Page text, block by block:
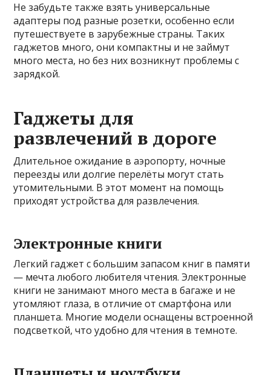
Не забудьте также взять универсальные
адаптеры под разные розетки, особенно если
путешествуете в зарубежные страны. Таких
гаджетов много, они компактны и не займут
много места, но без них возникнут проблемы с
зарядкой.
Гаджеты для
развлечений в дороге
Длительное ожидание в аэропорту, ночные
переезды или долгие перелёты могут стать
утомительными. В этот момент на помощь
приходят устройства для развлечения.
Электронные книги
Легкий гаджет с большим запасом книг в памяти
— мечта любого любителя чтения. Электронные
книги не занимают много места в багаже и не
утомляют глаза, в отличие от смартфона или
планшета. Многие модели оснащены встроенной
подсветкой, что удобно для чтения в темноте.